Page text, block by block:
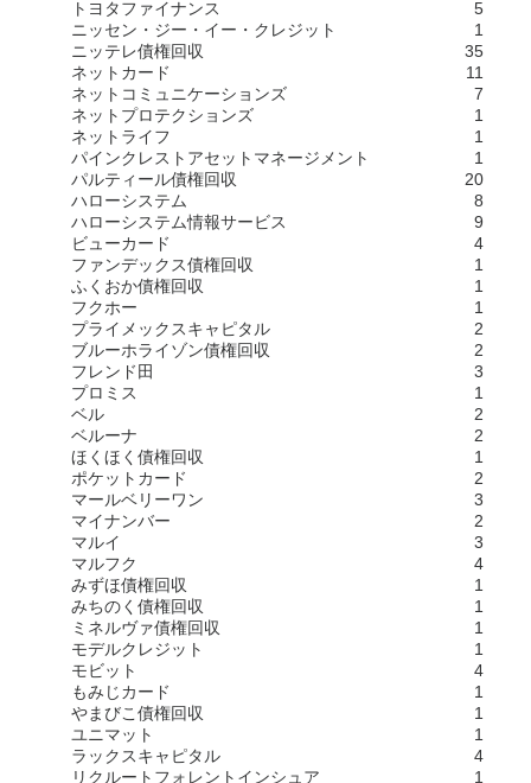
トヨタファイナンス
5
ニッセン・ジー・イー・クレジット
1
ニッテレ債権回収
35
ネットカード
11
ネットコミュニケーションズ
7
ネットプロテクションズ
1
ネットライフ
1
パインクレストアセットマネージメント
1
パルティール債権回収
20
ハローシステム
8
ハローシステム情報サービス
9
ビューカード
4
ファンデックス債権回収
1
ふくおか債権回収
1
フクホー
1
プライメックスキャピタル
2
ブルーホライゾン債権回収
2
フレンド田
3
プロミス
1
ベル
2
ベルーナ
2
ほくほく債権回収
1
ポケットカード
2
マールベリーワン
3
マイナンバー
2
マルイ
3
マルフク
4
みずほ債権回収
1
みちのく債権回収
1
ミネルヴァ債権回収
1
モデルクレジット
1
モビット
4
もみじカード
1
やまびこ債権回収
1
ユニマット
1
ラックスキャピタル
4
リクルートフォレントインシュア
1